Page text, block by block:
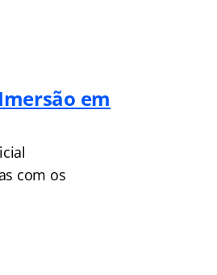
em
com os